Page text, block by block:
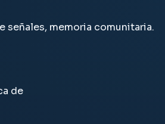
señales, memoria comunitaria.
de